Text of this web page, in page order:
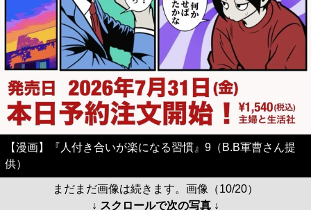
【漫画】『人付き合いが楽になる習慣』9（B.B軍曹さん提
供）
まだまだ画像は続きます。画像（10/20）
↓ スクロールで次の写真 ↓